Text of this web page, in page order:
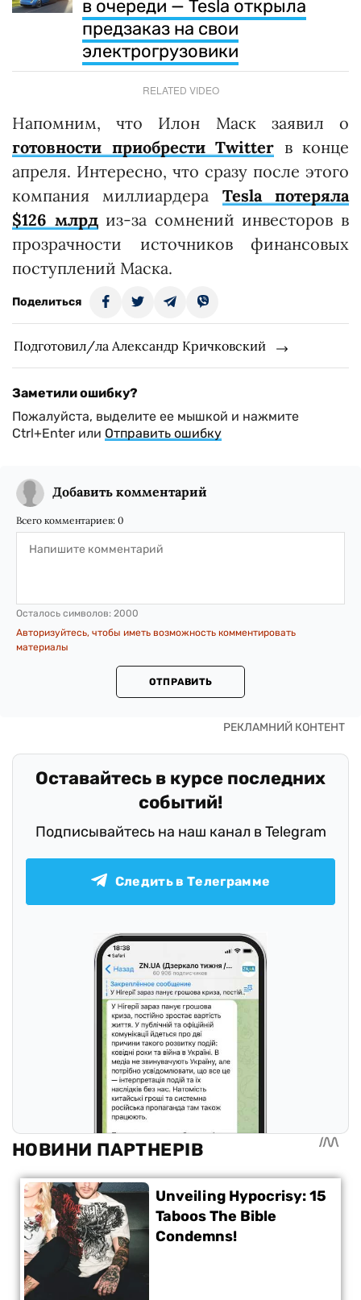
в очереди — Tesla открыла
предзаказ на свои
электрогрузовики
RELATED VIDEO
Напомним, что Илон Маск заявил о
готовности приобрести Twitter в конце
апреля. Интересно, что сразу после этого
компания миллиардера Tesla потеряла
$126 млрдиз-за сомнений инвесторов в
прозрачности источников финансовых
поступлений Маска.
Поделиться
Подготовил/ла Александр Кричковский
Заметили ошибку?
Пожалуйста, выделите ее мышкой и нажмите
Ctrl+Enter или Отправить ошибку
Добавить комментарий
Всего комментариев: 0
Осталось символов: 2000
Авторизуйтесь, чтобы иметь возможность комментировать
материалы
ОТПРАВИТЬ
Оставайтесь в курсе последних
событий!
Подписывайтесь на наш канал в Telegram
Следить в Телеграмме